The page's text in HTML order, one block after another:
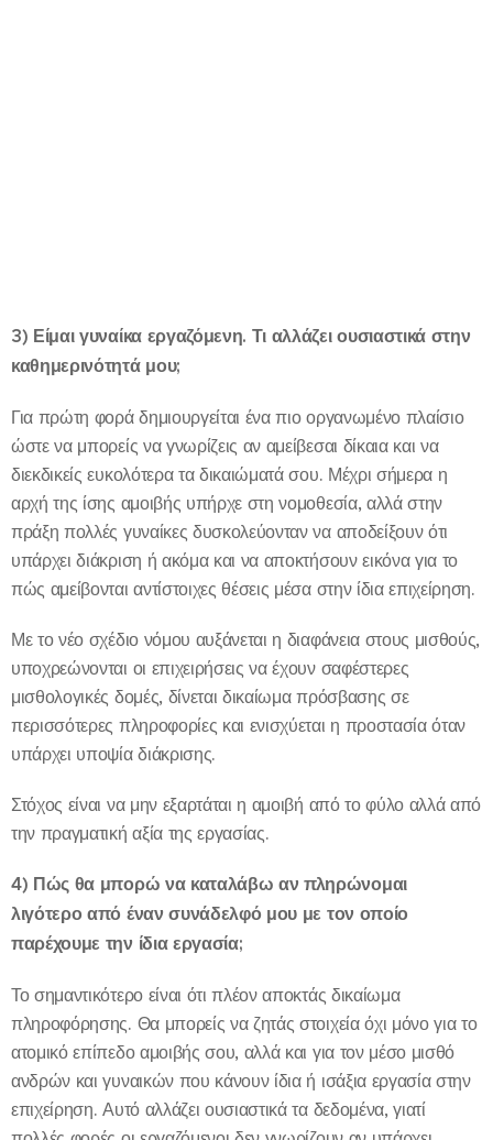
3) Είμαι γυναίκα εργαζόμενη. Τι αλλάζει ουσιαστικά στην
καθημερινότητά μου;
Για πρώτη φορά δημιουργείται ένα πιο οργανωμένο πλαίσιο
ώστε να μπορείς να γνωρίζεις αν αμείβεσαι δίκαια και να
διεκδικείς ευκολότερα τα δικαιώματά σου. Μέχρι σήμερα η
αρχή της ίσης αμοιβής υπήρχε στη νομοθεσία, αλλά στην
πράξη πολλές γυναίκες δυσκολεύονταν να αποδείξουν ότι
υπάρχει διάκριση ή ακόμα και να αποκτήσουν εικόνα για το
πώς αμείβονται αντίστοιχες θέσεις μέσα στην ίδια επιχείρηση.
Με το νέο σχέδιο νόμου αυξάνεται η διαφάνεια στους μισθούς,
υποχρεώνονται οι επιχειρήσεις να έχουν σαφέστερες
μισθολογικές δομές, δίνεται δικαίωμα πρόσβασης σε
περισσότερες πληροφορίες και ενισχύεται η προστασία όταν
υπάρχει υποψία διάκρισης.
Στόχος είναι να μην εξαρτάται η αμοιβή από το φύλο αλλά από
την πραγματική αξία της εργασίας.
4) Πώς θα μπορώ να καταλάβω αν πληρώνομαι
λιγότεροαπό ένανσυνάδελφό μου με τον οποίο
παρέχουμε την ίδια εργασία;
Το σημαντικότερο είναι ότι πλέον αποκτάς δικαίωμα
πληροφόρησης. Θα μπορείς να ζητάς στοιχεία όχι μόνο για το
ατομικό επίπεδο αμοιβής σου, αλλά και για τον μέσο μισθό
ανδρών και γυναικών που κάνουν ίδια ή ισάξια εργασία στην
επιχείρηση. Αυτό αλλάζει ουσιαστικά τα δεδομένα, γιατί